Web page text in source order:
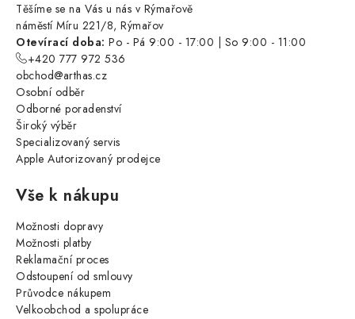
Těšíme se na Vás u nás v Rýmařově
náměstí Míru 221/8, Rýmařov
Otevírací doba: Po - Pá 9:00 - 17:00 | So 9:00 - 11:00
+420 777 972 536
obchod@arthas.cz
Osobní odběr
Odborné poradenství
Široký výběr
Specializovaný servis
Apple Autorizovaný prodejce
Vše k nákupu
Možnosti dopravy
Možnosti platby
Reklamační proces
Odstoupení od smlouvy
Průvodce nákupem
Velkoobchod a spolupráce